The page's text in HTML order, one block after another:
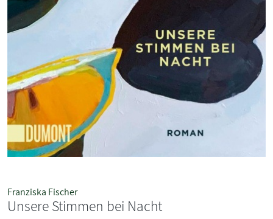
Franziska Fischer
Unsere Stimmen bei Nacht